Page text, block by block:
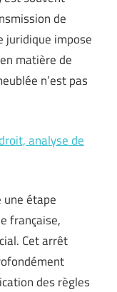
de
juridique impose
matière de
n’est pas
analyse de
une étape
française,
Cet arrêt
des règles